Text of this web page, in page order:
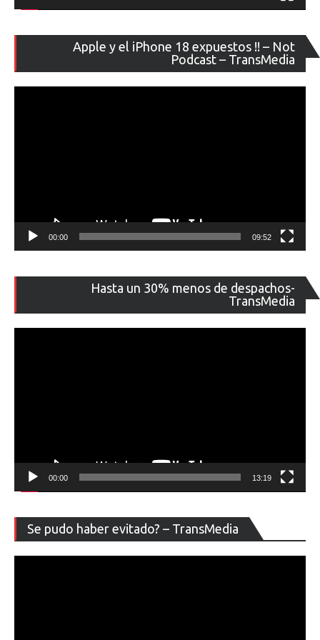
Apple y el iPhone 18 expuestos !! – Not
Podcast – TransMedia
de
00:00 09:52
Hasta un 30% menos de despachos-
TransMedia
de
00:00 13:19
Se pudo haber evitado? – TransMedia
de